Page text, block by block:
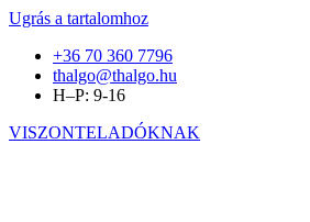
Ugrás a tartalomhoz
+36 70 360 7796
thalgo@thalgo.hu
H–P: 9-16
VISZONTELADÓKNAK